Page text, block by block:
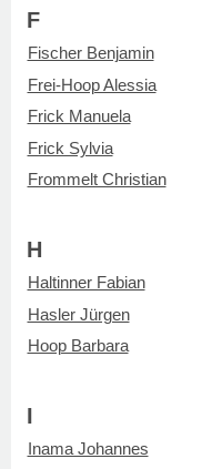
F
Fischer Benjamin
Frei-Hoop Alessia
Frick Manuela
Frick Sylvia
Frommelt Christian
H
Haltinner Fabian
Hasler Jürgen
Hoop Barbara
I
Inama Johannes